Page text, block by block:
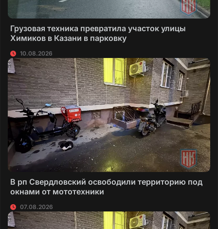
Грузовая техника превратила участок улицы
Химиков в Казани в парковку
10.08.2026
В рп Свердловский освободили территорию под
окнами от мототехники
07.08.2026